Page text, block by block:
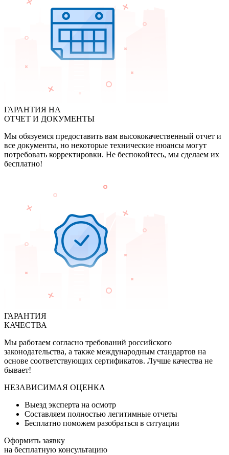
ГАРАНТИЯ НА
ОТЧЕТ И ДОКУМЕНТЫ
Мы обязуемся предоставить вам высококачественный отчет и
все документы, но некоторые технические нюансы могут
потребовать корректировки. Не беспокойтесь, мы сделаем их
бесплатно!
ГАРАНТИЯ
КАЧЕСТВА
Мы работаем согласно требований российского
законодательства, а также международным стандартов на
основе соответствующих сертификатов. Лучше качества не
бывает!
НЕЗАВИСИМАЯ ОЦЕНКА
Выезд эксперта на осмотр
Составляем полностью легитимные отчеты
Бесплатно поможем разобраться в ситуации
Оформить заявку
на бесплатную консультацию